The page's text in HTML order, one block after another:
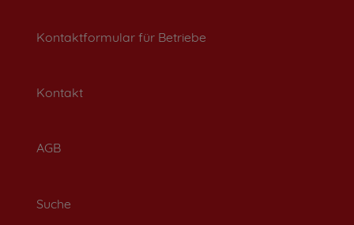
Kontaktformular für Betriebe
Kontakt
AGB
Suche